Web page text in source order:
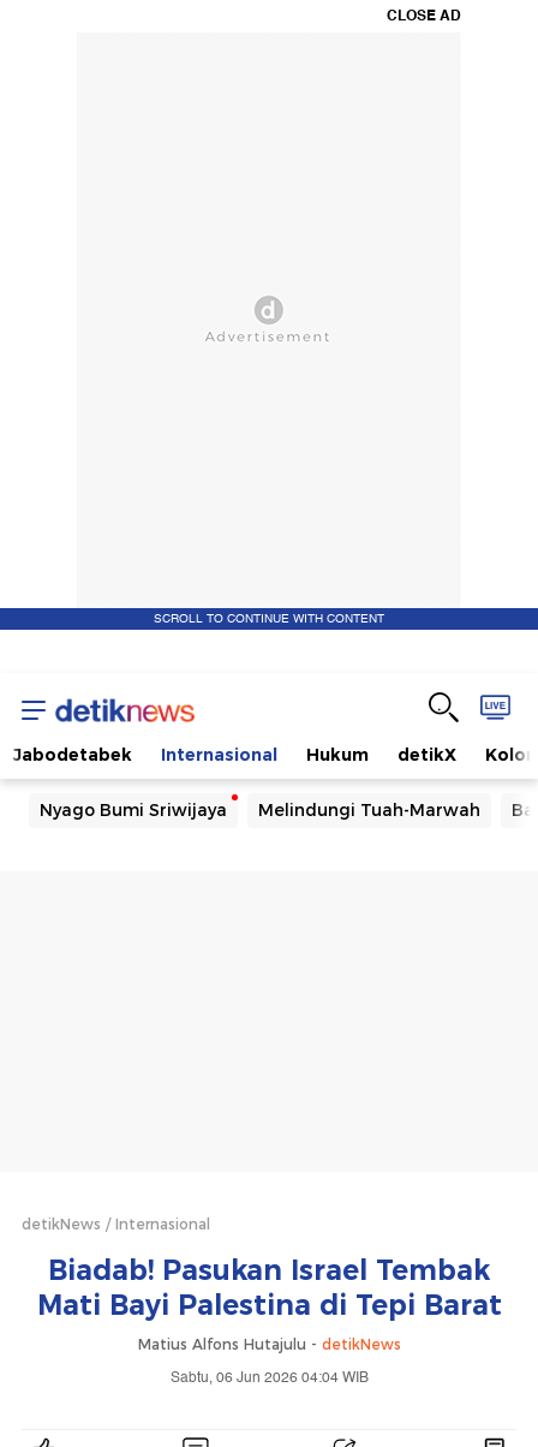
CLOSE AD
SCROLL TO CONTINUE WITH CONTENT
Jabodetabek Internasional Hukum detikX
Nyago Bumi Sriwijaya Melindungi Tuah-Marwah
detikNews Internasional
Biadab! Pasukan Israel Tembak
Mati Bayi Palestina di Tepi Barat
Matius Alfons Hutajulu - detikNews
Sabtu, 06 Jun 2026 04:04 WIB